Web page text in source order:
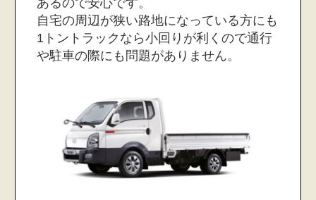
あるので安心です。
自宅の周辺が狭い路地になっている方にも
1トントラックなら小回りが利くので通行
や駐車の際にも問題がありません。